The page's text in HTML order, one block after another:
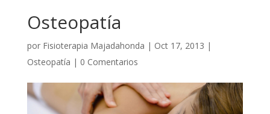
Osteopatía
por Fisioterapia Majadahonda | Oct 17, 2013 |
Osteopatía | 0 Comentarios